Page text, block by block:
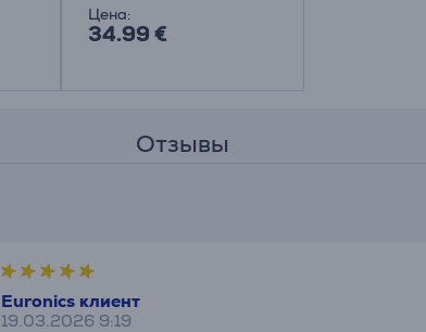
Цена:
34.99 €
Отзывы
Euronics клиент
19.03.2026 9:19